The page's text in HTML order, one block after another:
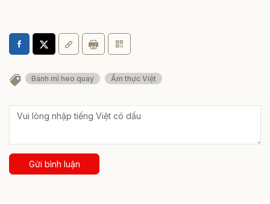
Bánh mì heo quay Ẩm thực Việt
Gửi bình luận